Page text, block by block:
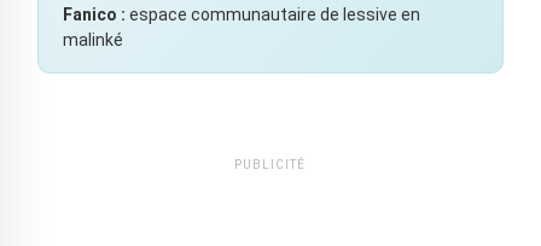
Fanico : espace communautaire de lessive en
malinké
PUBLICITÉ